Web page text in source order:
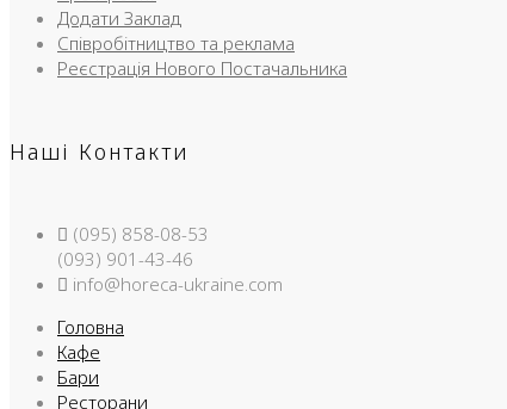
Додати Заклад
Співробітництво та реклама
Реєстрація Нового Постачальника
Наші Контакти
(095) 858-08-53
(093) 901-43-46
info@horeca-ukraine.com
Головна
Кафе
Бари
Ресторани